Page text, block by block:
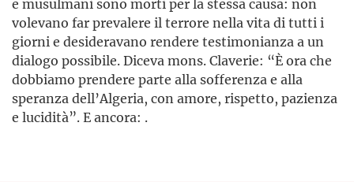
e musulmani sono morti per la stessa causa: non
volevano far prevalere il terrore nella vita di tutti i
giorni e desideravano rendere testimonianza a un
dialogo possibile. Diceva mons. Claverie: “È ora che
dobbiamo prendere parte alla sofferenza e alla
speranza dell’Algeria, con amore, rispetto, pazienza
e lucidità”. E ancora: .